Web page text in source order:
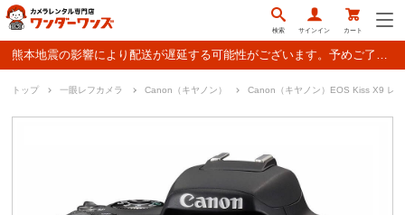
検索 サインイン カート
トップ 一眼レフカメラ Canon（キヤノン） Canon（キヤノン）EOS Kiss X9 レ